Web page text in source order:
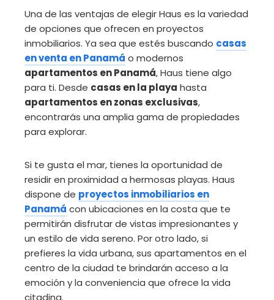
Una de las ventajas de elegir Haus es la variedad
de opciones que ofrecen en proyectos
inmobiliarios. Ya sea que estés buscando casas
en venta en Panamá o modernos
apartamentos en Panamá, Haus tiene algo
para ti. Desde casas en la playa hasta
apartamentos en zonas exclusivas,
encontrarás una amplia gama de propiedades
para explorar.
Si te gusta el mar, tienes la oportunidad de
residir en proximidad a hermosas playas. Haus
dispone de proyectos inmobiliarios en
Panamá con ubicaciones en la costa que te
permitirán disfrutar de vistas impresionantes y
un estilo de vida sereno. Por otro lado, si
prefieres la vida urbana, sus apartamentos en el
centro de la ciudad te brindarán acceso a la
emoción y la conveniencia que ofrece la vida
citadina.